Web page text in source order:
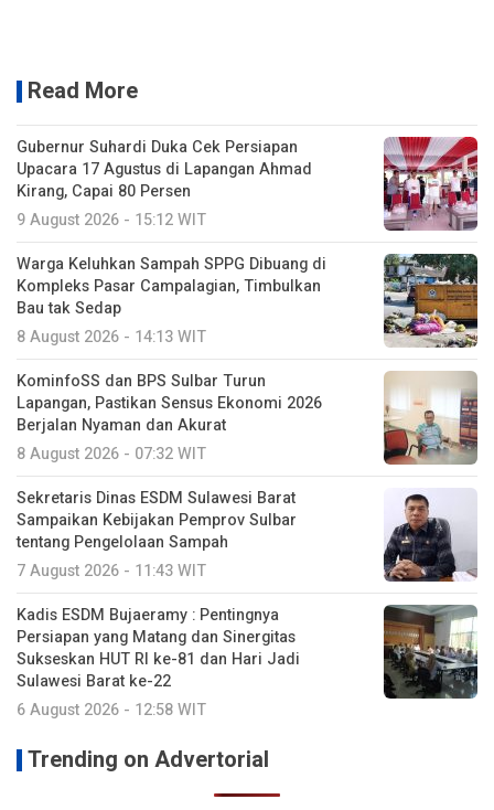
Read More
Gubernur Suhardi Duka Cek Persiapan
Upacara 17 Agustus di Lapangan Ahmad
Kirang, Capai 80 Persen
9 August 2026 - 15:12 WIT
Warga Keluhkan Sampah SPPG Dibuang di
Kompleks Pasar Campalagian, Timbulkan
Bau tak Sedap
8 August 2026 - 14:13 WIT
KominfoSS dan BPS Sulbar Turun
Lapangan, Pastikan Sensus Ekonomi 2026
Berjalan Nyaman dan Akurat
8 August 2026 - 07:32 WIT
Sekretaris Dinas ESDM Sulawesi Barat
Sampaikan Kebijakan Pemprov Sulbar
tentang Pengelolaan Sampah
7 August 2026 - 11:43 WIT
Kadis ESDM Bujaeramy : Pentingnya
Persiapan yang Matang dan Sinergitas
Sukseskan HUT RI ke-81 dan Hari Jadi
Sulawesi Barat ke-22
6 August 2026 - 12:58 WIT
Trending on Advertorial